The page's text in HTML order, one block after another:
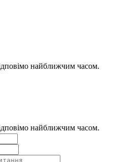
найближчим часом.
найближчим часом.